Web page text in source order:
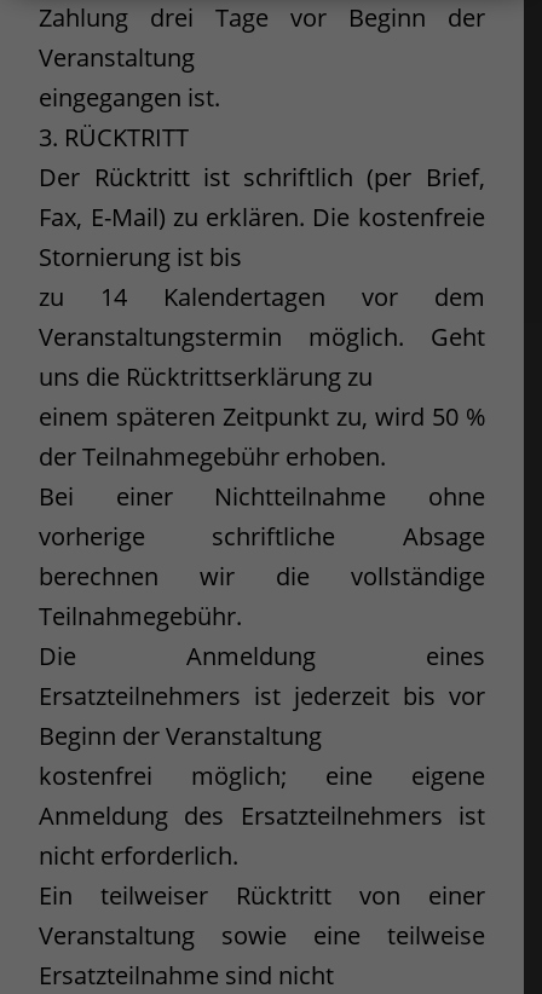
Zahlung drei Tage vor Beginn der
Veranstaltung
eingegangen ist.
3. RÜCKTRITT
Der Rücktritt ist schriftlich (per Brief,
Fax, E-Mail) zu erklären. Die kostenfreie
Stornierung ist bis
zu 14 Kalendertagen vor dem
Veranstaltungstermin möglich. Geht
uns die Rücktrittserklärung zu
einem späteren Zeitpunkt zu, wird 50 %
der Teilnahmegebühr erhoben.
Bei einer Nichtteilnahme ohne
vorherige schriftliche Absage
berechnen wir die vollständige
Teilnahmegebühr.
Die Anmeldung eines
Ersatzteilnehmers ist jederzeit bis vor
Beginn der Veranstaltung
kostenfrei möglich; eine eigene
Anmeldung des Ersatzteilnehmers ist
nicht erforderlich.
Ein teilweiser Rücktritt von einer
Veranstaltung sowie eine teilweise
Ersatzteilnahme sind nicht